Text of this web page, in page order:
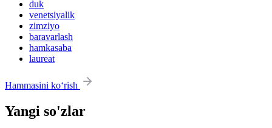
duk
venetsiyalik
zimziyo
baravarlash
hamkasaba
laureat
Hammasini ko‘rish
Yangi so'zlar